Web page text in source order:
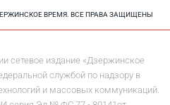
ВРЕМЯ. ВСЕ ПРАВА ЗАЩИЩЕНЫ
сетевое издание «Дзержинское
службой по надзору в
и массовых коммуникаций.